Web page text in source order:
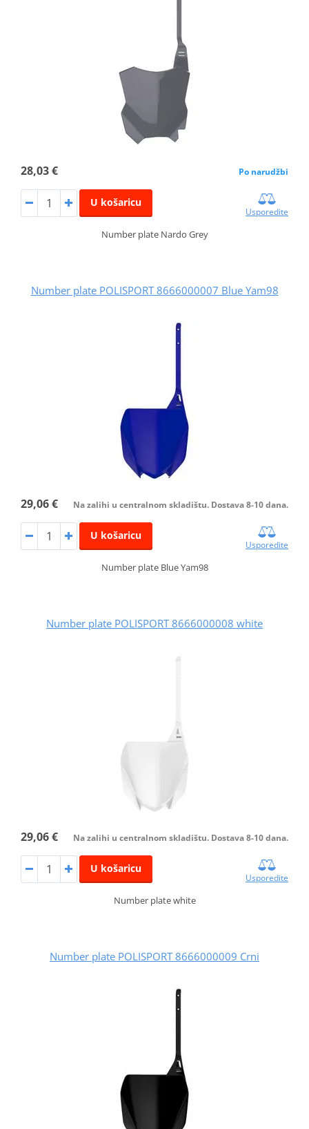
28,03 € Po narudžbi
U košaricu
Usporedite
Number plate Nardo Grey
Number plate POLISPORT 8666000007 Blue Yam98
29,06 € Na zalihi u centralnom skladištu. Dostava 8-10 dana.
U košaricu
Usporedite
Number plate Blue Yam98
Number plate POLISPORT 8666000008 white
29,06 € Na zalihi u centralnom skladištu. Dostava 8-10 dana.
U košaricu
Usporedite
Number plate white
Number plate POLISPORT 8666000009 Crni